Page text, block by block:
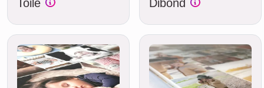
Toile Dibond